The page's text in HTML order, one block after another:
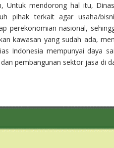
Untuk mendorong hal itu,
pihak terkait agar usaha/
perekonomian nasional,
kawasan yang sudah ada,
Indonesia mempunyai daya
pembangunan sektor jasa di